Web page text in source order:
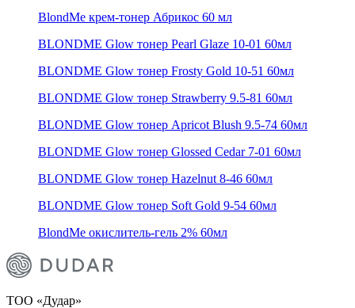
BlondMe крем-тонер Абрикос 60 мл
BLONDME Glow тонер Pearl Glaze 10-01 60мл
BLONDME Glow тонер Frosty Gold 10-51 60мл
BLONDME Glow тонер Strawberry 9.5-81 60мл
BLONDME Glow тонер Apricot Blush 9.5-74 60мл
BLONDME Glow тонер Glossed Cedar 7-01 60мл
BLONDME Glow тонер Hazelnut 8-46 60мл
BLONDME Glow тонер Soft Gold 9-54 60мл
BlondMe окислитель-гель 2% 60мл
ТОО «Дудар»